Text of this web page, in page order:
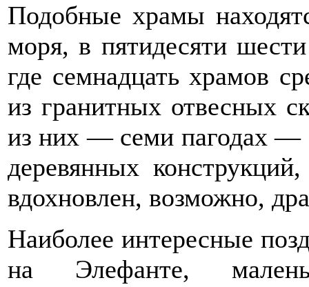
Подобные храмы
моря, в пятидесяти
где семнадцать храмов
из гранитных отвесных
из них — семи пагодах —
деревянных
вдохновлен, возможно,
Наиболее интересные
на Элефанте,